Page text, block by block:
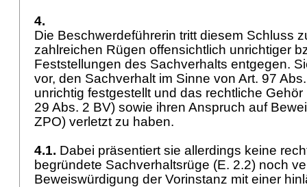
4.
Die Beschwerdeführerin tritt diesem Schluss
zahlreichen Rügen offensichtlich unrichtiger
Feststellungen des Sachverhalts entgegen.
vor, den Sachverhalt im Sinne von Art. 97
unrichtig festgestellt und das rechtliche Gehör
29 Abs. 2 BV) sowie ihren Anspruch auf
ZPO) verletzt zu haben.
4.1. Dabei präsentiert sie allerdings keine
begründete Sachverhaltsrüge (E. 2.2) noch
Beweiswürdigung der Vorinstanz mit einer